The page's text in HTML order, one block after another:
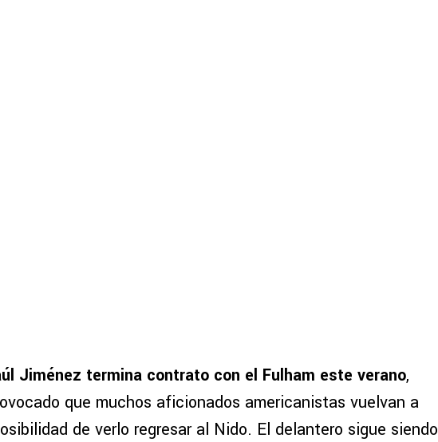
Jiménez termina contrato con el Fulham este verano,
que muchos aficionados americanistas vuelvan a
de verlo regresar al Nido. El delantero sigue siendo